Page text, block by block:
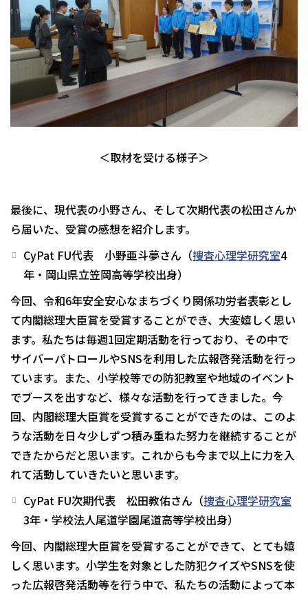
＜取材を受ける様子＞
最後に、現代表の小野さん、そして次期代表の松田さんか
ら届いた、受賞の感想を紹介します。
CyPat FU代表 小野亜斗夢さん（捜査心理学研究室4
年・岡山県立笠岡高等学校出身）
今回、令和6年安全安心なまちづくり関係功労者表彰とし
て内閣総理大臣賞を受賞することができ、大変嬉しく思い
ます。私たちは毎週1回定期活動を行っており、その中で
サイバーパトロールやSNSを利用した広報啓発活動を行っ
ています。また、小学校等での防犯教室や地域のイベント
でブースを出すなど、様々な活動を行ってきました。今
回、内閣総理大臣賞を受賞することができたのは、このよ
うな活動を日々少しずつ積み重ねた努力を継続することが
できたからだと思います。これからも今まで以上に力を入
れて活動していきたいと思います。
CyPat FU次期代表 松田教佑さん（捜査心理学研究室
3年・学校法人尾道学園尾道高等学校出身）
今回、内閣総理大臣賞を受賞することができて、とても嬉
しく思います。小学生を対象とした防犯クイズやSNSを使
った広報啓発活動等を行う中で、私たちの活動によって本